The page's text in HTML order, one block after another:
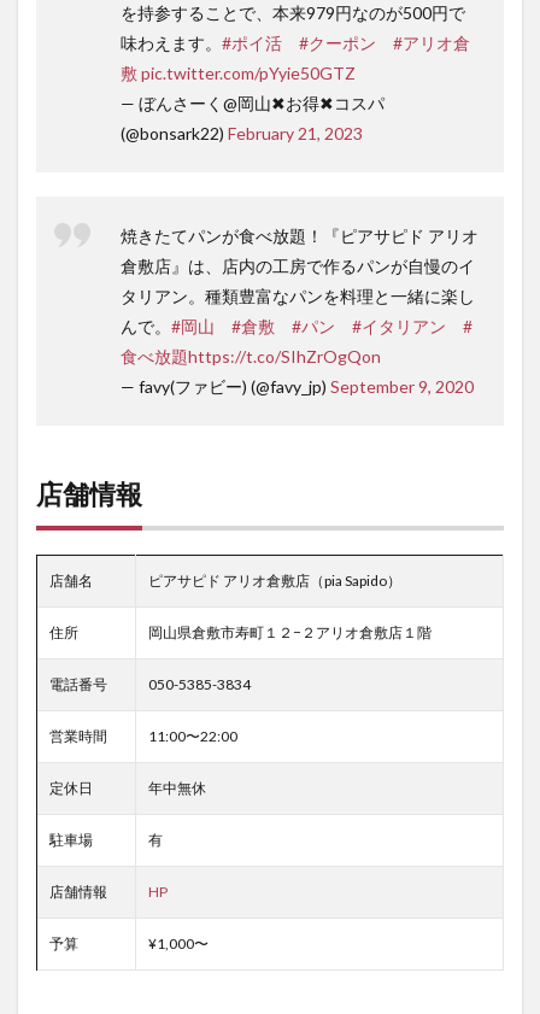
を持参することで、本来979円なのが500円で
味わえます。 #ポイ活 #クーポン
#アリオ倉
敷pic.twitter.com/pYyie50GTZ
— ぼんさーく@岡山✖お得✖コスパ
(@bonsark22) February 21, 2023
焼きたてパンが食べ放題！『ピアサピド アリオ
倉敷店』は、店内の工房で作るパンが自慢のイ
タリアン。種類豊富なパンを料理と一緒に楽し
んで。 #岡山 #倉敷 #パン #イタリアン
#
食べ放題https://t.co/SIhZrOgQon
— favy(ファビー) (@favy_jp) September 9, 2020
店舗情報
店舗名 ピアサピド アリオ倉敷店（pia Sapido）
住所 岡山県倉敷市寿町１２−２アリオ倉敷店１階
電話番号 050-5385-3834
営業時間 11:00〜22:00
定休日 年中無休
駐車場 有
店舗情報 HP
予算 ¥1,000〜